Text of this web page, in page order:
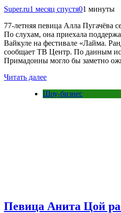
Super.ru1 месяц спустя01 минуты
77‑летняя певица Алла Пугачёва
По слухам, она приехала
Вайкуле на фестивале «Лайма.
сообщает ТВ Центр. По данным
Примадонны могло бы заметно
Читать далее
Шоу-бизнес
Певица Анита Цой